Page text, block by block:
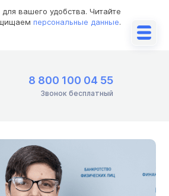
для вашего удобства. Читайте
персональные данные.
8 800 100 04 55
Звонок бесплатный